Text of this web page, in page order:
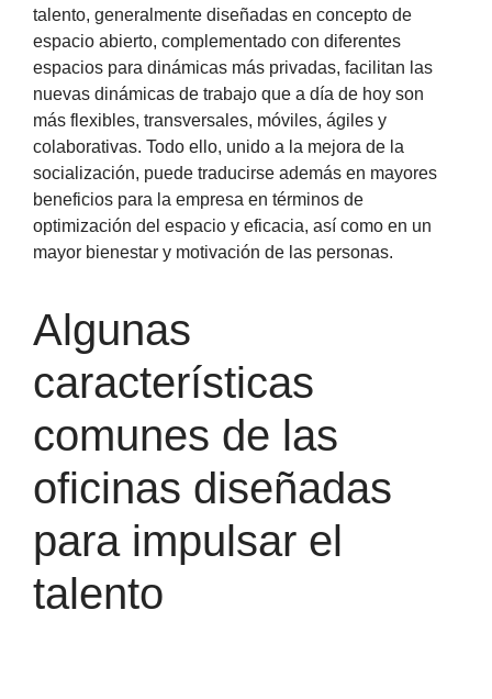
talento, generalmente diseñadas en concepto de
espacio abierto, complementado con diferentes
espacios para dinámicas más privadas, facilitan las
nuevas dinámicas de trabajo que a día de hoy son
más flexibles, transversales, móviles, ágiles y
colaborativas. Todo ello, unido a la mejora de la
socialización, puede traducirse además en mayores
beneficios para la empresa en términos de
optimización del espacio y eficacia, así como en un
mayor bienestar y motivación de las personas.
Algunas
características
comunes de las
oficinas diseñadas
para impulsar el
talento